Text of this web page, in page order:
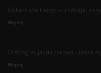
Gokart spalinowy — rodzaje,
Więcej
Drifting vs jazda torowa - która
Więcej